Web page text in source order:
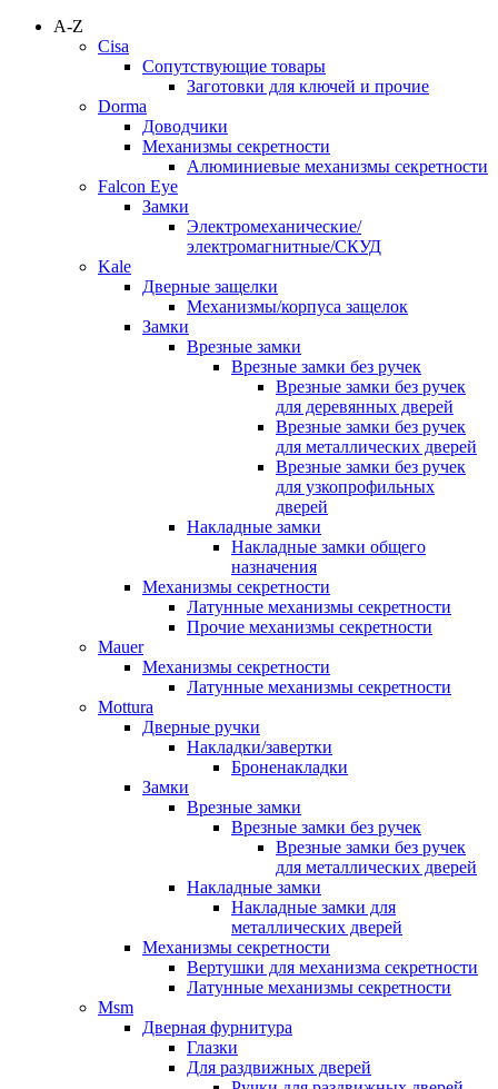
A-Z
Cisa
Сопутствующие товары
Заготовки для ключей и прочие
Dorma
Доводчики
Механизмы секретности
Алюминиевые механизмы секретности
Falcon Eye
Замки
Электромеханические/
электромагнитные/СКУД
Kale
Дверные защелки
Механизмы/корпуса защелок
Замки
Врезные замки
Врезные замки без ручек
Врезные замки без ручек
для деревянных дверей
Врезные замки без ручек
для металлических дверей
Врезные замки без ручек
для узкопрофильных
дверей
Накладные замки
Накладные замки общего
назначения
Механизмы секретности
Латунные механизмы секретности
Прочие механизмы секретности
Mauer
Механизмы секретности
Латунные механизмы секретности
Mottura
Дверные ручки
Накладки/завертки
Броненакладки
Замки
Врезные замки
Врезные замки без ручек
Врезные замки без ручек
для металлических дверей
Накладные замки
Накладные замки для
металлических дверей
Механизмы секретности
Вертушки для механизма секретности
Латунные механизмы секретности
Msm
Дверная фурнитура
Глазки
Для раздвижных дверей